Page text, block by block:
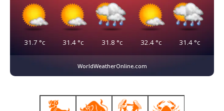
31.7 °c 31.4 °c 31.8 °c 32.4°c 31.4 °c
WorldWeatherOnline.com